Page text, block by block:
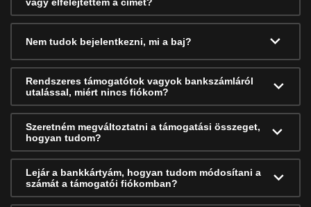
Nem tudok bejelentkezni, mi a baj?
Rendszeres támogatótok vagyok bankszámláról
utalással, miért nincs fiókom?
Szeretném megváltoztatni a támogatási összeget,
hogyan tudom?
Lejár a bankkártyám, hogyan tudom módosítani a
számát a támogatói fiókomban?